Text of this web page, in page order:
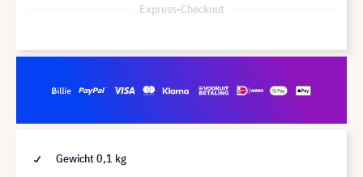
Express-Checkout
Gewicht 0,1 kg